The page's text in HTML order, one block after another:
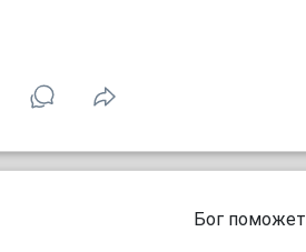
Бог поможет